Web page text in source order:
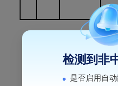
五、评审专家（单一来
王敏、陈伟华、汤思伟（
检测到非
是否启用自